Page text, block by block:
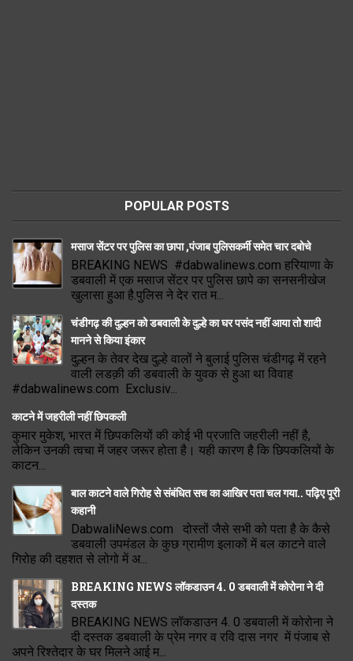
POPULAR POSTS
मसाज सेंटर पर पुलिस का छापा ,पंजाब पुलिसकर्मी समेत चार दबोचे
BREAKING NEWS #dabwalinews.com हरियाणा के
डबवाली में एक मसाज सेंटर पर पुलिस छापे का सनसनीखेज
खुलासा हुआ है.पुलिस ने देर रात म...
चंडीगढ़ की दुल्हन को डबवाली के दुल्हे का घर पसंद नहीं आया तो शादी
मानने से किया इंकार
दुल्हन के तेवर देख दुल्हे वालों ने बुलाई पुलिस चंडीगढ़ में रहने
वाली लडक़ी की डबवाली के युवक से हुआ था विवाह
#dabwalinews.com Exclusiv...
काटने में जहरीली नहीं छिपकली
कुमार मुकेश, भारत में छिपकलियों की कोई भी प्रजाति जहरीली नहीं है,
लेकिन उनकी त्वचा में जहर जरूर होता है। यही कारण है कि छिपकलियों के
काटन...
बाल काटने वाले गिरोह से संबंधित सच का आखिर पता चल गया.. पढ़िए पूरी
कहानी
DabwaliNews.com दोस्तों जैसे सभी को पता है के कैसे
डबवाली उपमंडल के कुछ ग्रामीण इलाकों में बल काटने वाले
गिरोह की दहशत से लोगो में अ...
BREAKING NEWS लॉकडाउन 4. 0 डबवाली में कोरोना ने दी
दस्तक
BREAKING NEWS लॉकडाउन 4. 0 डबवाली में कोरोना ने
दी दस्तक डबवाली के प्रेम नगर व रवि दास नगर में पंजाब से
अपने रिश्तेदार के घर मिलने आई म...